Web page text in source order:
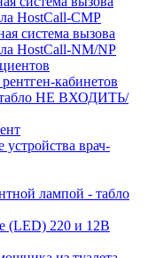
HostCall-CMP
система вызова
HostCall-NM/NP
кабинетов
НЕ ВХОДИТЬ/
врач-
лампой - табло
(LED) 220 и 12В